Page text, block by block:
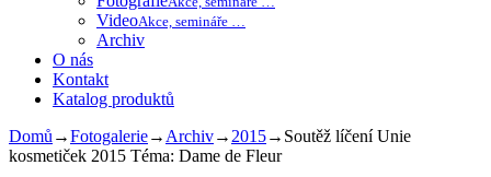
VideoAkce, semináře …
Archiv
O nás
Kontakt
Katalog produktů
Domů →Fotogalerie→ Archiv→ 2015→ Soutěž líčení Unie
kosmetiček 2015 Téma: Dame de Fleur